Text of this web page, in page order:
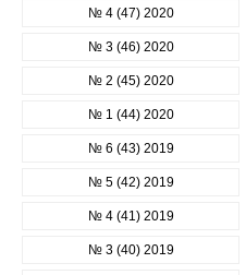
№ 4 (47) 2020
№ 3 (46) 2020
№ 2 (45) 2020
№ 1 (44) 2020
№ 6 (43) 2019
№ 5 (42) 2019
№ 4 (41) 2019
№ 3 (40) 2019